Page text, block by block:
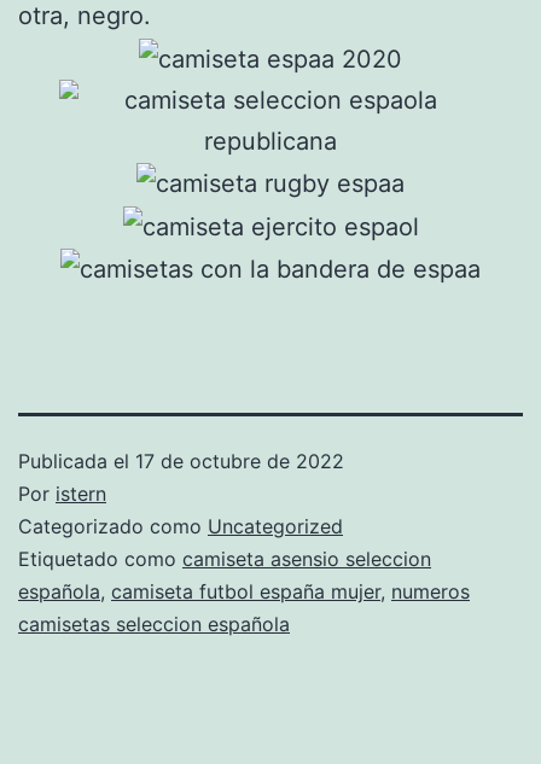
otra, negro.
Publicada el 17 de octubre de 2022
Por istern
Categorizado como Uncategorized
Etiquetado como camiseta asensio seleccion
española, camiseta futbol españa mujer, numeros
camisetas seleccion española